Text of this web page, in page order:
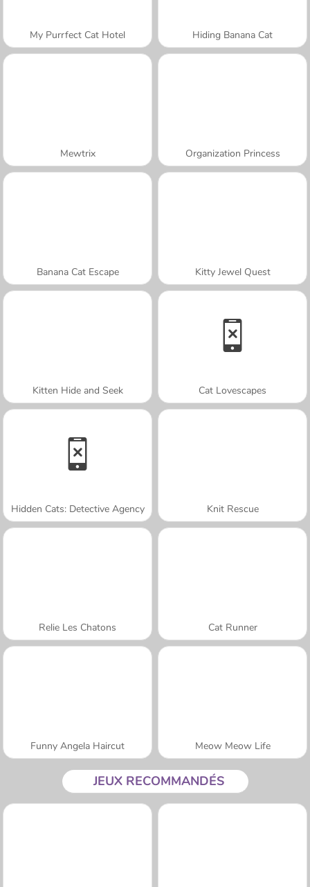
My Purrfect Cat Hotel Hiding Banana Cat
Mewtrix Organization Princess
Banana Cat Escape Kitty Jewel Quest
Kitten Hide and Seek Cat Lovescapes
Hidden Cats: Detective Agency Knit Rescue
Relie Les Chatons Cat Runner
Funny Angela Haircut Meow Meow Life
JEUX RECOMMANDÉS